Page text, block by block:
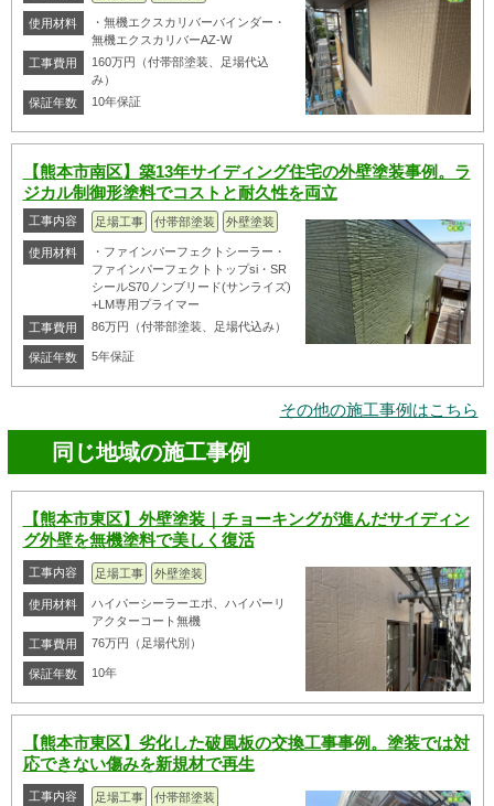
使用材料
・無機エクスカリバーバインダー・
無機エクスカリバーAZ-W
工事費用
160万円（付帯部塗装、足場代込
み）
保証年数
10年保証
【熊本市南区】築13年サイディング住宅の外壁塗装事例。ラ
ジカル制御形塗料でコストと耐久性を両立
工事内容 足場工事 付帯部塗装 外壁塗装
使用材料
・ファインパーフェクトシーラー・
ファインパーフェクトトップsi・SR
シールS70ノンブリード(サンライズ)
+LM専用プライマー
工事費用
86万円（付帯部塗装、足場代込み）
保証年数 5年保証
その他の施工事例はこちら
同じ地域の施工事例
【熊本市東区】外壁塗装｜チョーキングが進んだサイディン
グ外壁を無機塗料で美しく復活
工事内容 足場工事 外壁塗装
使用材料
ハイパーシーラーエポ、ハイパーリ
アクターコート無機
工事費用
76万円（足場代別）
保証年数 10年
【熊本市東区】劣化した破風板の交換工事事例。塗装では対
応できない傷みを新規材で再生
工事内容 足場工事 付帯部塗装